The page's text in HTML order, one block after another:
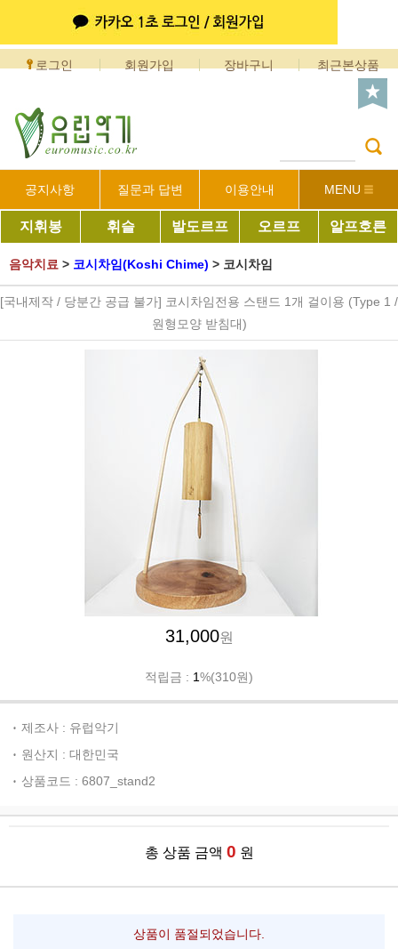
로그인 회원가입 장바구니 최근본상품
공지사항 질문과 답변 이용안내 MENU
지휘봉 휘슬 발도르프 오르프 알프호른
음악치료 > 코시차임(Koshi Chime) > 코시차임
[국내제작 / 당분간 공급 불가] 코시차임전용 스탠드 1개 걸이용 (Type 1 /
원형모양 받침대)
31,000원
적립금 : 1%(310원)
제조사 : 유럽악기
원산지 : 대한민국
상품코드 : 6807_stand2
총 상품 금액 0 원
상품이 품절되었습니다.